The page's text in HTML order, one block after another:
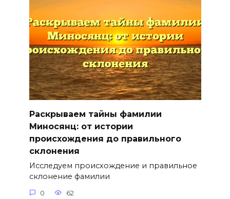
Раскрываем тайны фамилии
Миносянц: от истории
происхождения до правильного
склонения
Исследуем происхождение и правильное
склонение фамилии
0 62